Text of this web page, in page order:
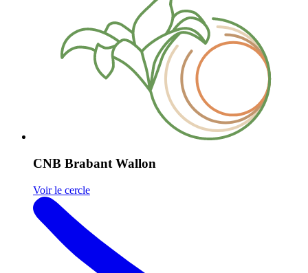
CNB Brabant Wallon
Voir le cercle